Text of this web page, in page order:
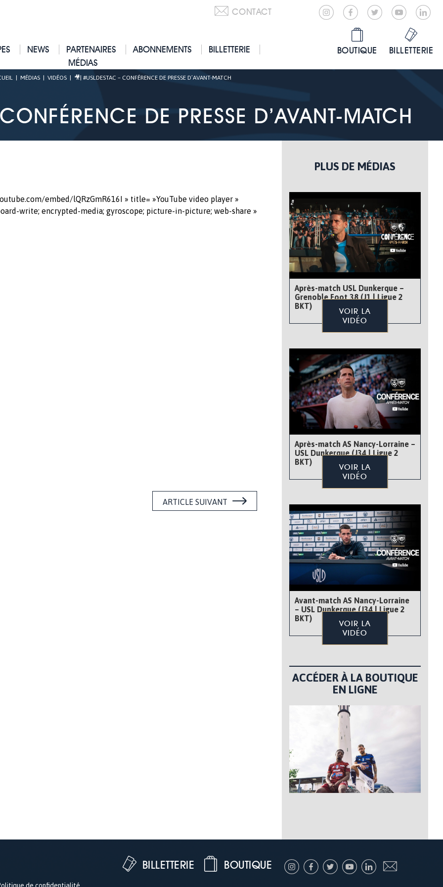
CONTACT
NEWS PARTENAIRES ABONNEMENTS
BILLETTERIE
MÉDIAS
BOUTIQUE BILLETTERIE
MÉDIAS VIDÉOS 🎥| #USLDESTAC – CONFÉRENCE DE PRESSE D’AVANT-MATCH
DE PRESSE D’AVANT-MATCH
embed/lQRzGmR616I » title= »YouTube video player »
write; encrypted-media; gyroscope; picture-in-picture; web-share »
ARTICLE SUIVANT
PLUS DE MÉDIAS
Après-match USL Dunkerque –
Grenoble Foot 38 (J1 | Ligue 2
BKT)
VOIR LA
VIDÉO
Après-match AS Nancy-Lorraine –
USL Dunkerque (J34 | Ligue 2
BKT)
VOIR LA
VIDÉO
Avant-match AS Nancy-Lorraine
– USL Dunkerque (J34 | Ligue 2
BKT)
VOIR LA
VIDÉO
ACCÉDER À LA BOUTIQUE
EN LIGNE
BOUTIQUE
BILLETTERIE